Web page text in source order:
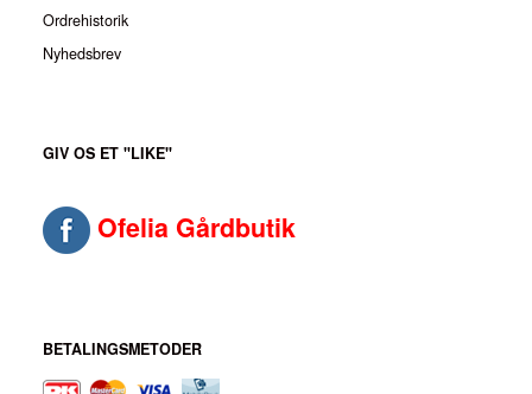
Ordrehistorik
Nyhedsbrev
GIV OS ET "LIKE"
Ofelia Gårdbutik
BETALINGSMETODER